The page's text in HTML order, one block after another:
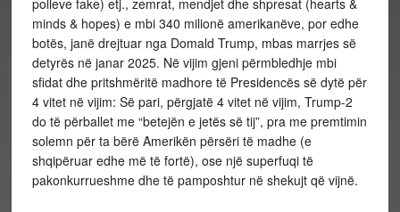
minds & hopes) e mbi 340 milionë amerikanëve, por edhe
botës, janë drejtuar nga Domald Trump, mbas marrjes së
detyrës në janar 2025. Në vijim gjeni përmbledhje mbi
sfidat dhe pritshmëritë madhore të Presidencës së dytë për
4 vitet në vijim: Së pari, përgjatë 4 vitet në vijim, Trump-2
do të përballet me “betejën e jetës së tij”, pra me premtimin
solemn për ta bërë Amerikën përsëri të madhe (e
shqipëruar edhe më të fortë), ose një superfuqi të
pakonkurrueshme dhe të pamposhtur në shekujt që vijnë.